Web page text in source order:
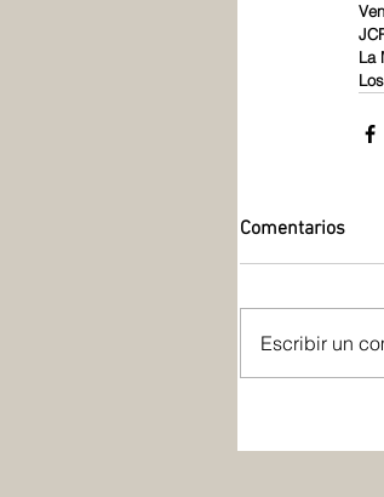
La
Comentarios
Escribir un